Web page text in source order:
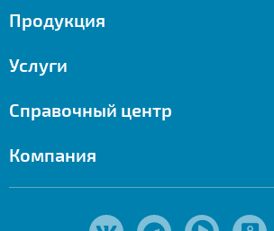
Продукция
Услуги
Справочный центр
Компания